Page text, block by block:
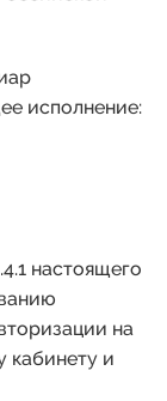
исполнение:
настоящего
на
кабинету и